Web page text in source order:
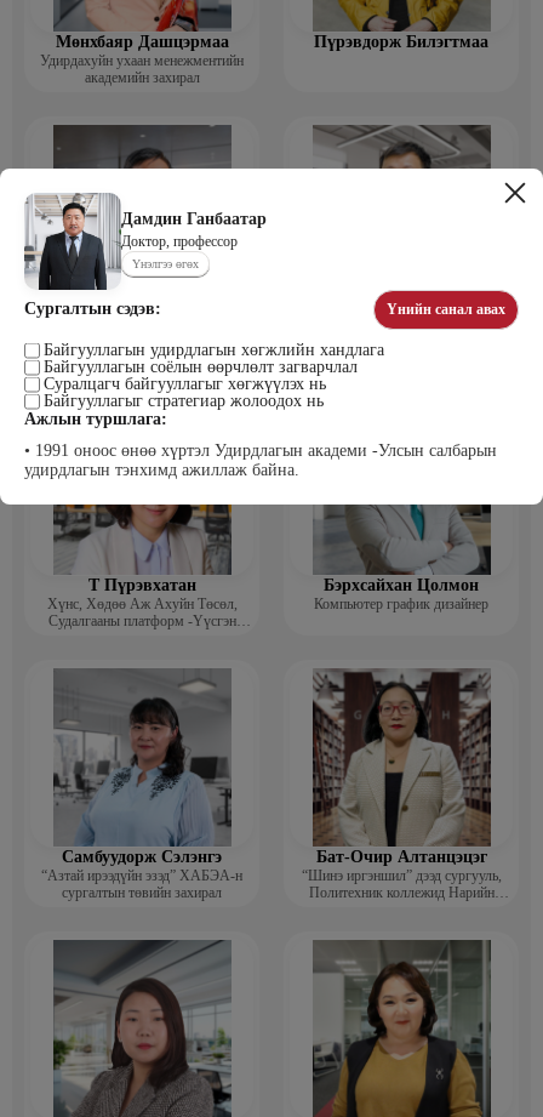
Дамдин Ганбаатар
Доктор, профессор
Үнэлгээ өгөх
Сургалтын сэдэв: Үнийн санал авах
Байгууллагын удирдлагын хөгжлийн хандлага
Байгууллагын соёлын өөрчлөлт загварчлал
Суралцагч байгууллагыг хөгжүүлэх нь
Байгууллагыг стратегиар жолоодох нь
Ажлын туршлага:
• 1991 оноос өнөө хүртэл Удирдлагын академи -Улсын салбарын
удирдлагын тэнхимд ажиллаж байна.
Мөнхбаяр Дашцэрмаа
Удирдахуйн ухаан менежментийн
академийн захирал
Пүрэвдорж Билэгтмаа
Мөнгөнрейс Пүрэвдорж
Багш
Өлзийсайхан Золбаяр
Эрдэнэт үйлдвэрийн хүний нөөцийн
тэргүүлэх мэргэжилтэн
Т Пүрэвхатан
Хүнс, Хөдөө Аж Ахуйн Төсөл,
Судалгааны платформ -Үүсгэн
Бэрхсайхан Цолмон
Компьютер график дизайнер
Самбуудорж Сэлэнгэ
“Азтай ирээдүйн эзэд” ХАБЭА-н
сургалтын төвийн захирал
Бат-Очир Алтанцэцэг
“Шинэ иргэншил” дээд сургууль,
Политехник коллежид Нарийн
багш